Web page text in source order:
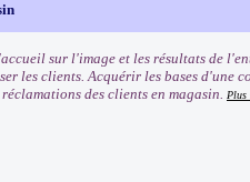
sur l'image et les résultats de
les clients. Acquérir les bases d'une
des clients en magasin.